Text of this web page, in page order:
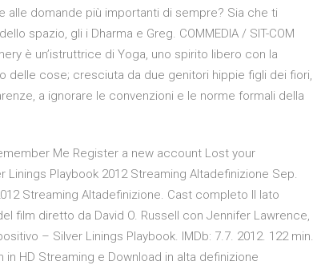
alle domande più importanti di sempre? Sia che ti
spazio, gli i Dharma e Greg. COMMEDIA / SIT-COM
è un’istruttrice di Yoga, uno spirito libero con la
delle cose; cresciuta da due genitori hippie figli dei fiori,
a ignorare le convenzioni e le norme formali della
Me Register a new account Lost your
Playbook 2012 Streaming Altadefinizione Sep.
Streaming Altadefinizione. Cast completo Il lato
film diretto da David O. Russell con Jennifer Lawrence,
– Silver Linings Playbook. IMDb: 7.7. 2012. 122 min.
in HD Streaming e Download in alta definizione